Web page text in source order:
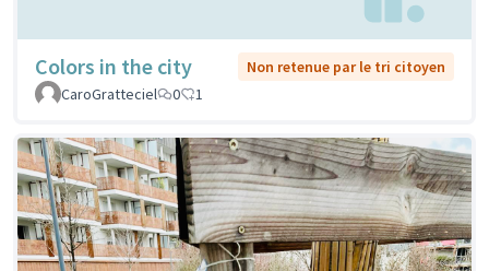
Colors in the city
Non retenue par le tri citoyen
CaroGratteciel
0 1